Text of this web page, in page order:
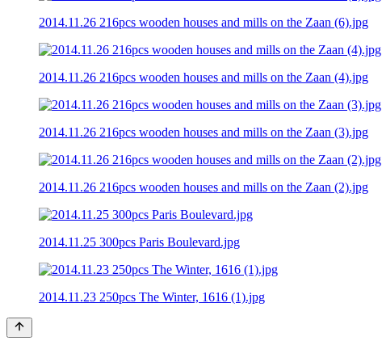
2014.11.26 216pcs wooden houses and mills on the Zaan (6).jpg
2014.11.26 216pcs wooden houses and mills on the Zaan (4).jpg
2014.11.26 216pcs wooden houses and mills on the Zaan (3).jpg
2014.11.26 216pcs wooden houses and mills on the Zaan (2).jpg
2014.11.25 300pcs Paris Boulevard.jpg
2014.11.23 250pcs The Winter, 1616 (1).jpg